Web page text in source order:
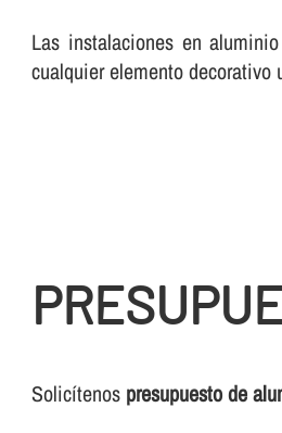
Las instalaciones en
cualquier elemento decorativo
Solicí­tenos presupuesto de